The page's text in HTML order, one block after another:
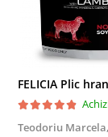
Teodoriu Marcela,